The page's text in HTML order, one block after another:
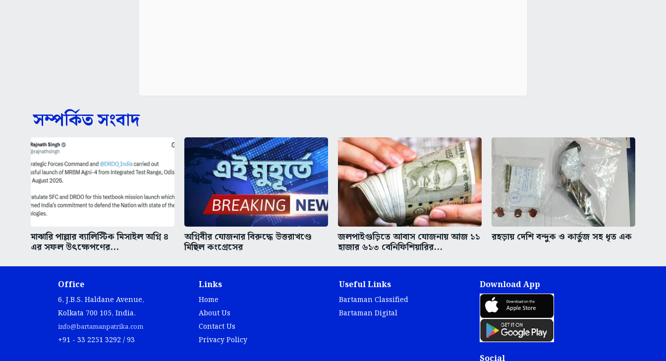
সম্পর্কিত সংবাদ
মাঝারি পাল্লার ব্যালিস্টিক মিসাইল অগ্নি ৪
এর সফল উৎক্ষেপণের...
অগ্নিবীর যোজনার বিরুদ্ধে উত্তরাখণ্ডে
মিছিল কংগ্রেসের
জলপাইগুড়িতে আবাস যোজনায় আজ ১১
হাজার ৬১৩ বেনিফিশিয়ারির...
রহড়ায় দেশি বন্দুক ও কার্তুজ সহ ধৃত এক
Office
6, J.B.S. Haldane Avenue,
Kolkata 700 105, India.
info@bartamanpatrika.com
+91 - 33 2251 3292 / 93
Links
Home
About Us
Contact Us
Privacy Policy
Useful Links
Bartaman Classified
Bartaman Digital
Download App